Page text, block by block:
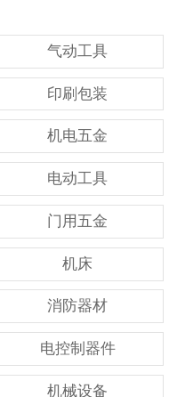
气动工具
印刷包装
机电五金
电动工具
门用五金
机床
消防器材
电控制器件
机械设备